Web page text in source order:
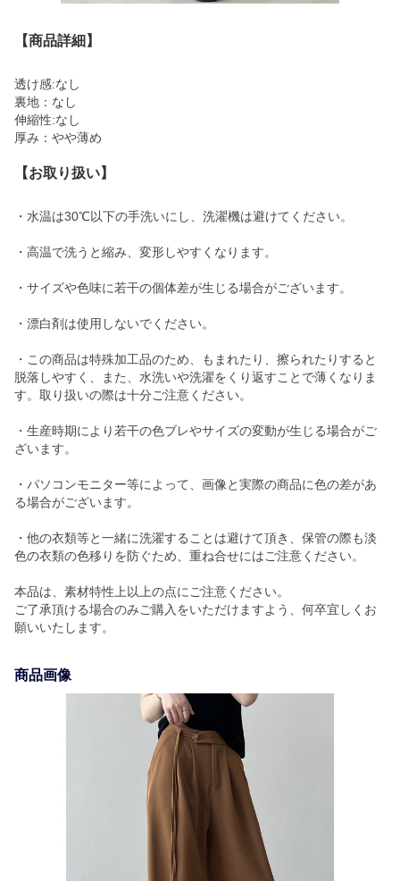
【商品詳細】
透け感:なし
裏地：なし
伸縮性:なし
厚み：やや薄め
【お取り扱い】
・水温は30℃以下の手洗いにし、洗濯機は避けてください。
・高温で洗うと縮み、変形しやすくなります。
・サイズや色味に若干の個体差が生じる場合がございます。
・漂白剤は使用しないでください。
・この商品は特殊加工品のため、もまれたり、擦られたりすると
脱落しやすく、また、水洗いや洗濯をくり返すことで薄くなりま
す。取り扱いの際は十分ご注意ください。
・生産時期により若干の色ブレやサイズの変動が生じる場合がご
ざいます。
・パソコンモニター等によって、画像と実際の商品に色の差があ
る場合がございます。
・他の衣類等と一緒に洗濯することは避けて頂き、保管の際も淡
色の衣類の色移りを防ぐため、重ね合せにはご注意ください。
本品は、素材特性上以上の点にご注意ください。
ご了承頂ける場合のみご購入をいただけますよう、何卒宜しくお
願いいたします。
商品画像